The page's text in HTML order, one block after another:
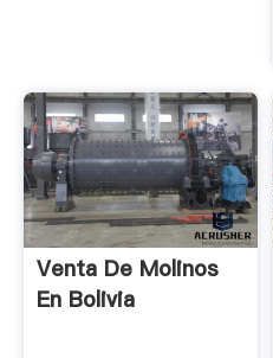
Venta De Molinos
En Bolivia